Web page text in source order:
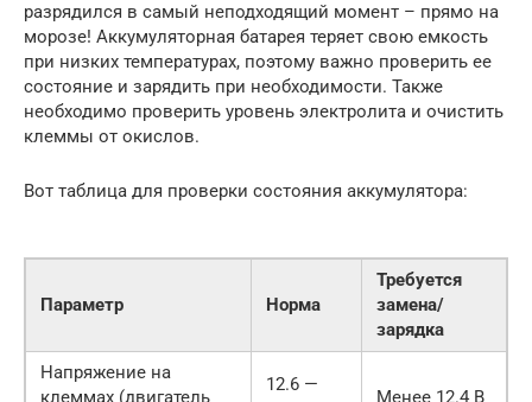
разрядился в самый неподходящий момент – прямо на
морозе! Аккумуляторная батарея теряет свою емкость
при низких температурах, поэтому важно проверить ее
состояние и зарядить при необходимости. Также
необходимо проверить уровень электролита и очистить
клеммы от окислов.
Вот таблица для проверки состояния аккумулятора:
Параметр Норма
Требуется
замена/
зарядка
Напряжение на
клеммах (двигатель
12.6 —
Менее 12.4 В